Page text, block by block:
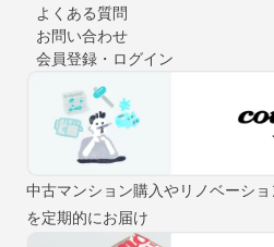
よくある質問
お問い合わせ
会員登録・ログイン
中古マンション購入やリノベーシ
を定期的にお届け